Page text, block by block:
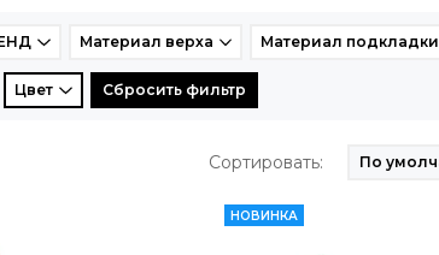
Материал верха Материал подкладки
Цвет Сбросить фильтр
Сортировать:
НОВИНКА